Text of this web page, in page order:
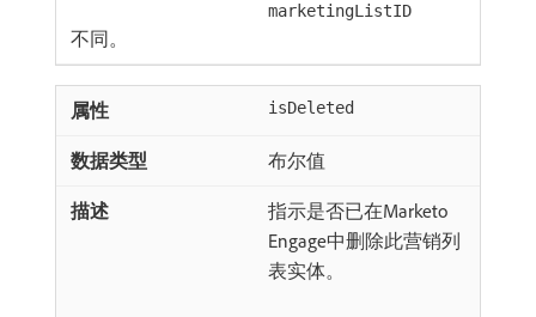
marketingListID
不同。
isDeleted
布尔值
指示是否已在Marketo
Engage中删除此营销列
表实体。